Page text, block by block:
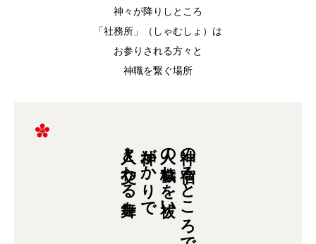
神々が降りしところ
「社務所」（しゃむしょ）は
お参りされる方々と
神職を繋ぐ場所
神の宿るところで
人の穢れを祓い
神がかりで
人々と交わる舞を